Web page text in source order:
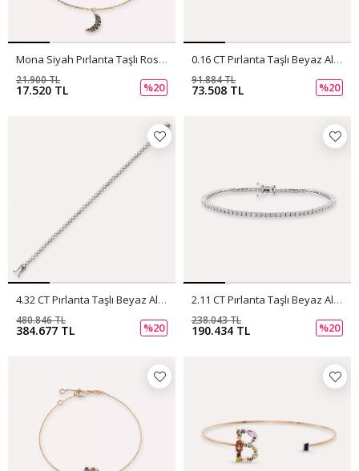
Mona Siyah Pırlanta Taşlı Rose Altın Bileklik
17.520 TL
21.900 TL
%20
0.16 CT Pırlanta Taşlı Beyaz Altın Bileklik
73.508 TL
91.884 TL
%20
4.32 CT Pırlanta Taşlı Beyaz Altın Suyolu Bileklik
384.677 TL
480.846 TL
%20
2.11 CT Pırlanta Taşlı Beyaz Altın Suyolu Bileklik
190.434 TL
238.043 TL
%20